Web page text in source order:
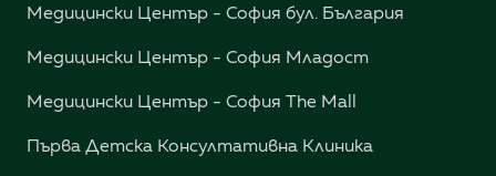
Медицински Център - София бул. България
Медицински Център - София Младост
Медицински Център - София The Mall
Първа Детска Консултативна Клиника